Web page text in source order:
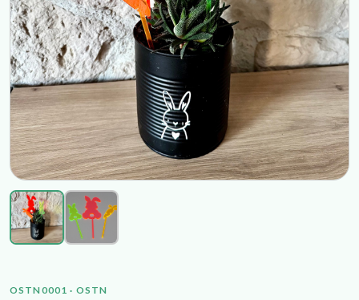
OSTN0001 · OSTN